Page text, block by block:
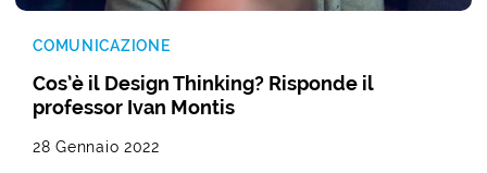
COMUNICAZIONE
Cos’è il Design Thinking? Risponde il
professor Ivan Montis
28 Gennaio 2022